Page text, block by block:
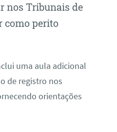
nos Tribunais de
como perito
uma aula adicional
de registro nos
orientações